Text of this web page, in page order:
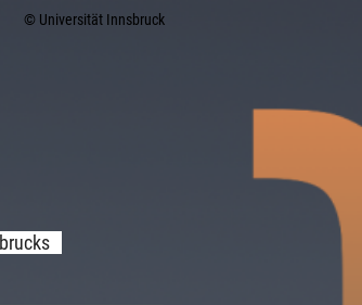
© Universität Innsbruck